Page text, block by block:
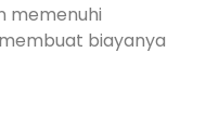
memenuhi
biayanya